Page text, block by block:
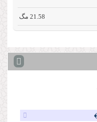
21.58 مگ